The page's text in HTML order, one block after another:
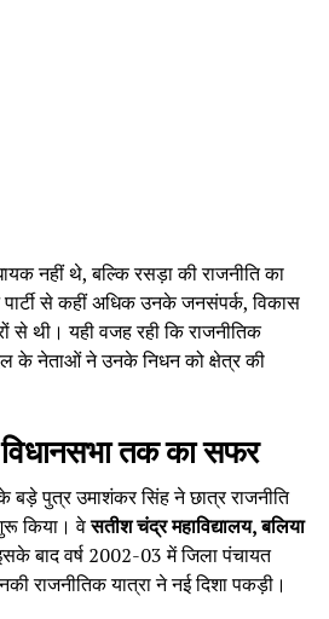
नहीं थे, बल्कि रसड़ा की राजनीति का
से कहीं अधिक उनके जनसंपर्क, विकास
से थी। यही वजह रही कि राजनीतिक
के नेताओं ने उनके निधन को क्षेत्र की
तक का सफर
बड़े पुत्र उमाशंकर सिंह ने छात्र राजनीति
किया। वेसतीश चंद्र महाविद्यालय, बलिया
बाद वर्ष 2002-03 में जिला पंचायत
राजनीतिक यात्रा ने नई दिशा पकड़ी।